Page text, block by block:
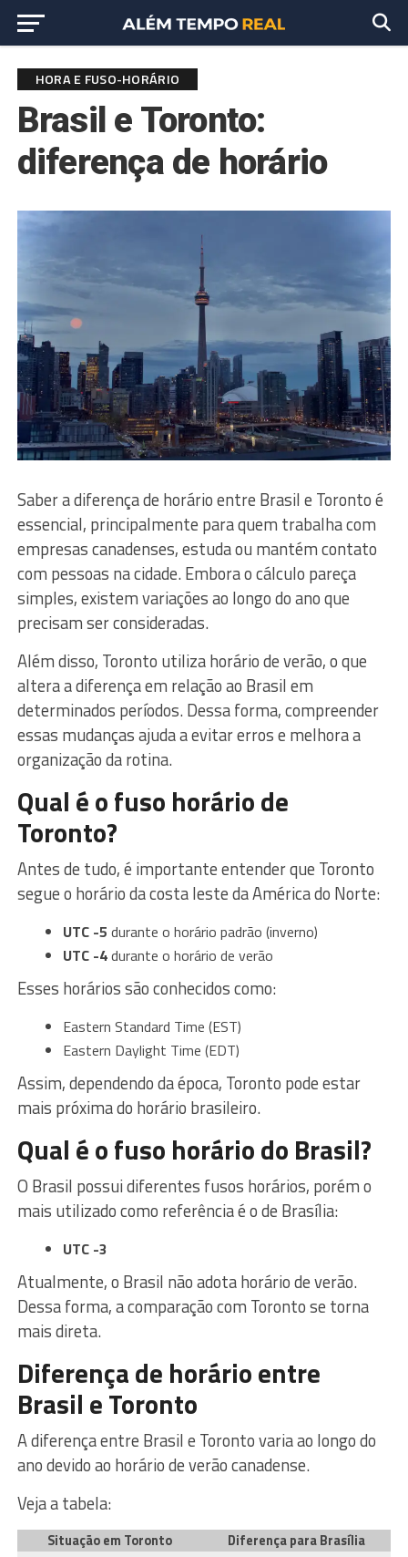
HORA E FUSO-HORÁRIO
Brasil e Toronto:
diferença de horário
Saber a diferença de horário entre Brasil e Toronto é
essencial, principalmente para quem trabalha com
empresas canadenses, estuda ou mantém contato
com pessoas na cidade. Embora o cálculo pareça
simples, existem variações ao longo do ano que
precisam ser consideradas.
Além disso, Toronto utiliza horário de verão, o que
altera a diferença em relação ao Brasil em
determinados períodos. Dessa forma, compreender
essas mudanças ajuda a evitar erros e melhora a
organização da rotina.
Qual é o fuso horário de
Toronto?
Antes de tudo, é importante entender que Toronto
segue o horário da costa leste da América do Norte:
UTC -5 durante o horário padrão (inverno)
UTC -4durante o horário de verão
Esses horários são conhecidos como:
Eastern Standard Time (EST)
Eastern Daylight Time (EDT)
Assim, dependendo da época, Toronto pode estar
mais próxima do horário brasileiro.
Qual é o fuso horário do Brasil?
O Brasil possui diferentes fusos horários, porém o
mais utilizado como referência é o de Brasília:
UTC -3
Atualmente, o Brasil não adota horário de verão.
Dessa forma, a comparação com Toronto se torna
mais direta.
Diferença de horário entre
Brasil e Toronto
A diferença entre Brasil e Toronto varia ao longo do
ano devido ao horário de verão canadense.
Veja a tabela:
Situação em Toronto
Diferença para Brasília